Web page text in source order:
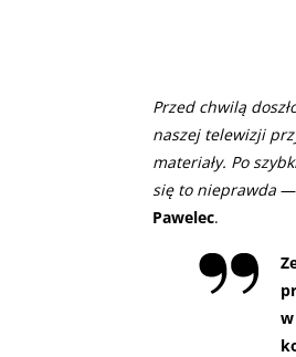
Przed chwilą
naszej telewizji
materiały. Po
się to nieprawda —
Pawelec.